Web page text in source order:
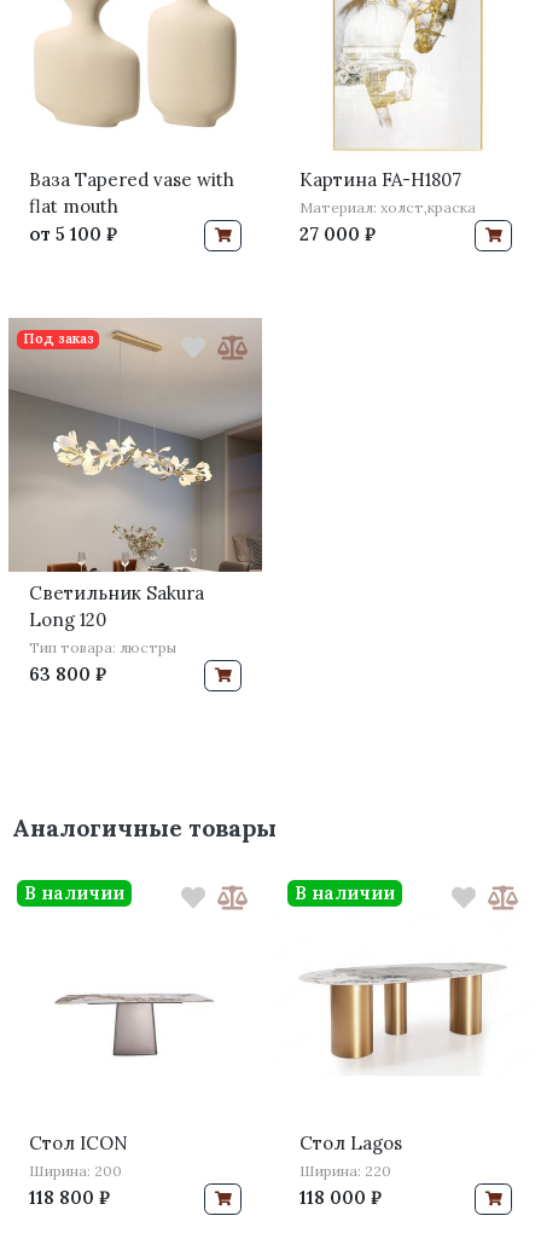
Ваза Tapered vase with
flat mouth
от 5 100 ₽
Картина FA-H1807
Материал: холст,краска
27 000 ₽
Светильник Sakura
Long 120
Тип товара: люстры
63 800 ₽
Под заказ
Аналогичные товары
Стол ICON
Ширина: 200
118 800 ₽
В наличии
Стол Lagos
Ширина: 220
118 000 ₽
В наличии